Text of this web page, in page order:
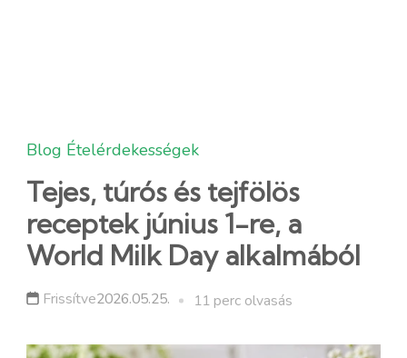
Blog Ételérdekességek
Tejes, túrós és tejfölös
receptek június 1-re, a
World Milk Day alkalmából
Frissítve2026.05.25. 11 perc olvasás